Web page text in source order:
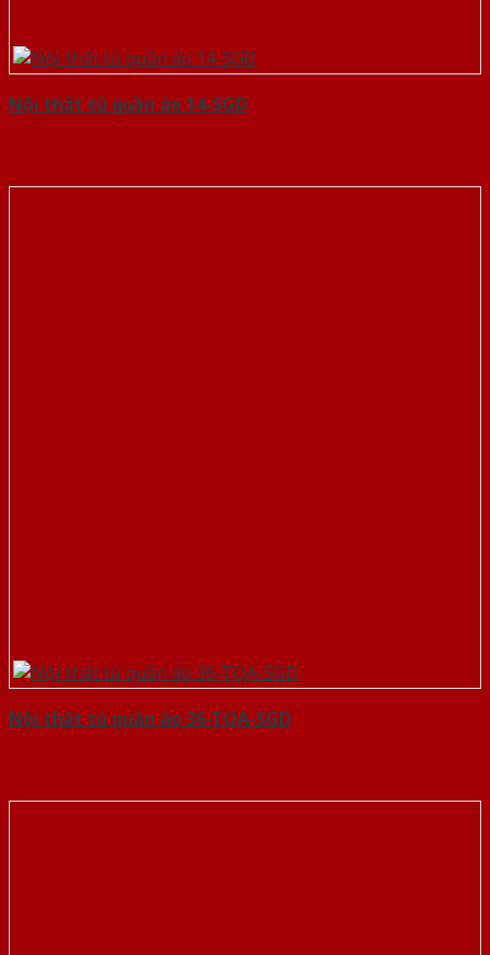
Nội thất tủ quần áo 14-SGD
Nội thất tủ quần áo 36-TQA-SGD